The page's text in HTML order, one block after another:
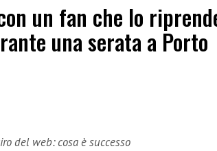
un fan che lo
una serata a Porto
del web: cosa è successo